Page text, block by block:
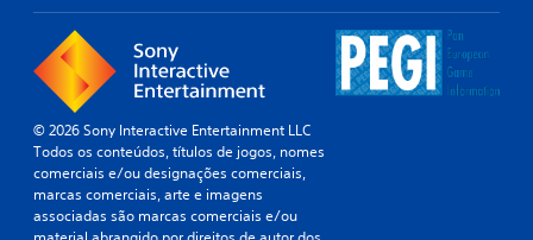
© 2026 Sony Interactive Entertainment LLC
Todos os conteúdos, títulos de jogos, nomes
comerciais e/ou designações comerciais,
marcas comerciais, arte e imagens
associadas são marcas comerciais e/ou